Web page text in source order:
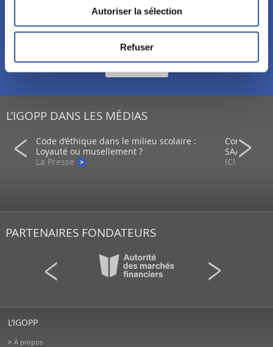
Autoriser la sélection
Refuser
Abonnez-vous à l’infolettre et découvrez nos événements,
formations et publications.
S'abonner!
L’IGOPP DANS LES MÉDIAS
d’un
Code d’éthique dans le milieu scolaire :
Loyauté ou musellement ?
La Presse
Comment
SAAQ?
ICI - Radio-
PARTENAIRES FONDATEURS
L’IGOPP
À propos